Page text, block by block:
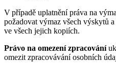
V případě uplatnění práva na
požadovat výmaz všech výskytů
ve všech jejich kopiích.
Právo na omezení zpracování
omezit zpracovávání osobních